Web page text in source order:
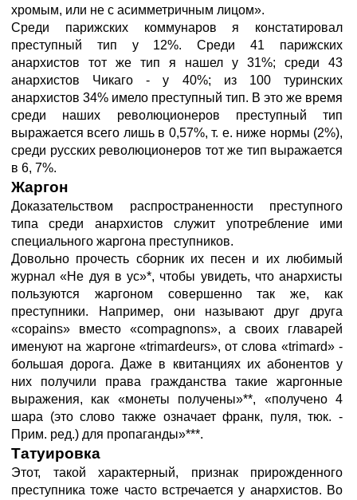
хромым, или не с асимметричным лицом».
Среди парижских коммунаров я констатировал
преступный тип у 12%. Среди 41 парижских
анархистов тот же тип я нашел у 31%; среди 43
анархистов Чикаго - у 40%; из 100 туринских
анархистов 34% имело преступный тип. В это же время
среди наших революционеров преступный тип
выражается всего лишь в 0,57%, т. е. ниже нормы (2%),
среди русских революционеров тот же тип выражается
в 6, 7%.
Жаргон
Доказательством распространенности преступного
типа среди анархистов служит употребление ими
специального жаргона преступников.
Довольно прочесть сборник их песен и их любимый
журнал «Не дуя в ус»*, чтобы увидеть, что анархисты
пользуются жаргоном совершенно так же, как
преступники. Например, они называют друг друга
«сораins» вместо «соmраgnоns», а своих главарей
именуют на жаргоне «trimardeurs», от слова «trimard» -
большая дорога. Даже в квитанциях их абонентов у
них получили права гражданства такие жаргонные
выражения, как «монеты получены»**, «получено 4
шара (это слово также означает франк, пуля, тюк. -
Прим. ред.) для пропаганды»***.
Татуировка
Этот, такой характерный, признак прирожденного
преступника тоже часто встречается у анархистов. Во